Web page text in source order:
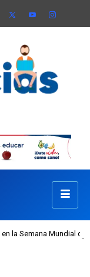
de la Lactancia